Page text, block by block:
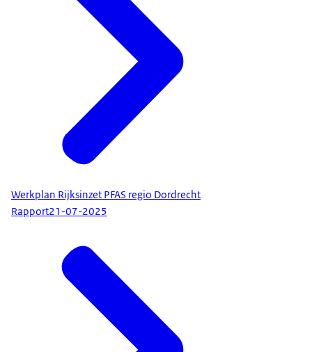
Werkplan Rijksinzet PFAS regio Dordrecht
Rapport21-07-2025